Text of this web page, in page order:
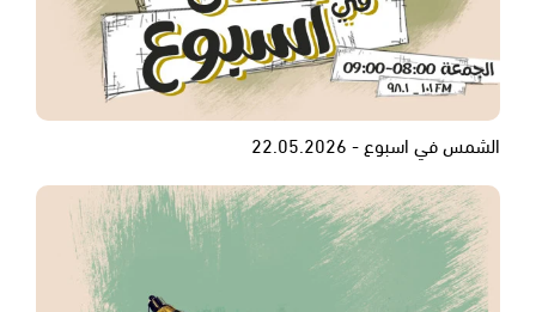
الشمس في اسبوع - 22.05.2026